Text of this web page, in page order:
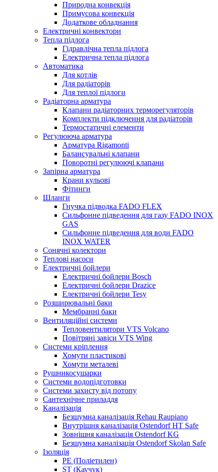
Природна конвекція
Примусова конвекція
Додаткове обладнання
Електричні конвектори
Тепла підлога
Гідравлічна тепла підлога
Електрична тепла підлога
Автоматика
Для котлів
Для радіаторів
Для теплої підлоги
Радіаторна арматура
Клапани радіаторних терморегуляторів
Комплекти підключення для радіаторів
Термостатичні елементи
Регулююча арматура
Арматура Rigamonti
Балансувальні клапани
Поворотні регулюючі клапани
Запірна арматура
Крани кульові
Фітинги
Шланги
Гнучка підводка FADO FLEX
Сильфонне підведення для газу FADO INOX
GAS
Сильфонне підведення для води FADO
INOX WATER
Сонячні колектори
Теплові насоси
Електричні бойлери
Електричні бойлери Bosch
Електричні бойлери Drazice
Електричні бойлери Tesy
Розширювальні баки
Мембранні баки
Вентиляційні системи
Тепловентилятори VTS Volcano
Повітряні завіси VTS Wing
Системи кріплення
Хомути пластикові
Хомути металеві
Рушникосушарки
Системи водопідготовки
Системи захисту від потопу
Сантехнічне приладдя
Каналізація
Безшумна каналізація Rehau Raupiano
Внутрішня каналізація Ostendorf HT Safe
Зовнішня каналізація Ostendorf KG
Безшумна каналізація Ostendorf Skolan Safe
Ізоляція
PE (Поліетилен)
ST (Каучук)